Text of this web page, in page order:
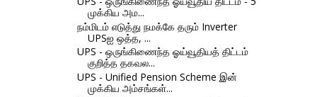
முக்கிய அம...
நம்மிடம் எடுத்து நமக்கே தரும் Inverter
UPSஐ ஒத்த, ...
UPS - ஒருங்கிணைந்த ஓய்வூதியத் திட்டம்
குறித்த தகவல...
UPS - Unified Pension Scheme இன்
முக்கிய அம்சங்கள்...